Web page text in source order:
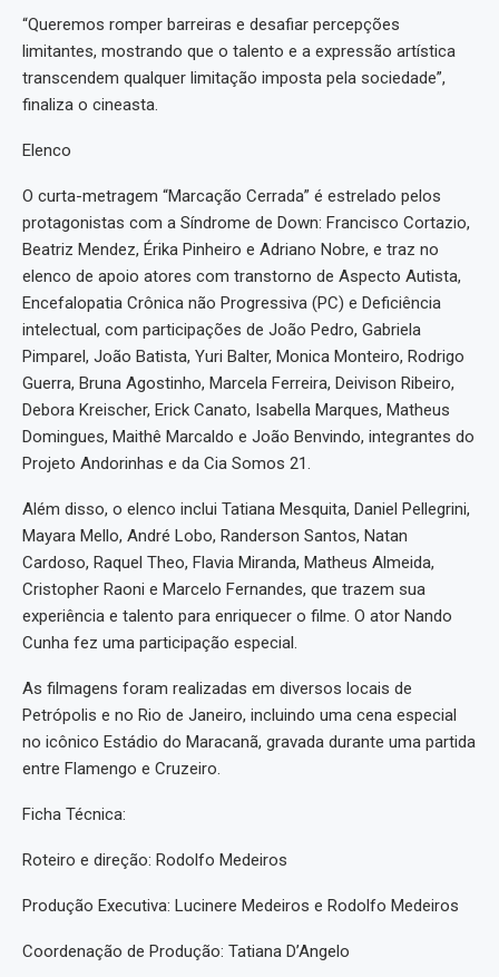
“Queremos romper barreiras e desafiar percepções
limitantes, mostrando que o talento e a expressão artística
transcendem qualquer limitação imposta pela sociedade”,
finaliza o cineasta.
Elenco
O curta-metragem “Marcação Cerrada” é estrelado pelos
protagonistas com a Síndrome de Down: Francisco Cortazio,
Beatriz Mendez, Érika Pinheiro e Adriano Nobre, e traz no
elenco de apoio atores com transtorno de Aspecto Autista,
Encefalopatia Crônica não Progressiva (PC) e Deficiência
intelectual, com participações de João Pedro, Gabriela
Pimparel, João Batista, Yuri Balter, Monica Monteiro, Rodrigo
Guerra, Bruna Agostinho, Marcela Ferreira, Deivison Ribeiro,
Debora Kreischer, Erick Canato, Isabella Marques, Matheus
Domingues, Maithê Marcaldo e João Benvindo, integrantes do
Projeto Andorinhas e da Cia Somos 21.
Além disso, o elenco inclui Tatiana Mesquita, Daniel Pellegrini,
Mayara Mello, André Lobo, Randerson Santos, Natan
Cardoso, Raquel Theo, Flavia Miranda, Matheus Almeida,
Cristopher Raoni e Marcelo Fernandes, que trazem sua
experiência e talento para enriquecer o filme. O ator Nando
Cunha fez uma participação especial.
As filmagens foram realizadas em diversos locais de
Petrópolis e no Rio de Janeiro, incluindo uma cena especial
no icônico Estádio do Maracanã, gravada durante uma partida
entre Flamengo e Cruzeiro.
Ficha Técnica:
Roteiro e direção: Rodolfo Medeiros
Produção Executiva: Lucinere Medeiros e Rodolfo Medeiros
Coordenação de Produção: Tatiana D’Angelo